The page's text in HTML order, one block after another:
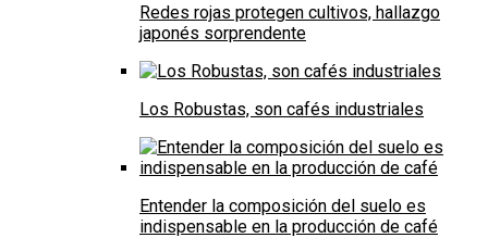
Redes rojas protegen cultivos, hallazgo
japonés sorprendente
Los Robustas, son cafés industriales
Entender la composición del suelo es
indispensable en la producción de café